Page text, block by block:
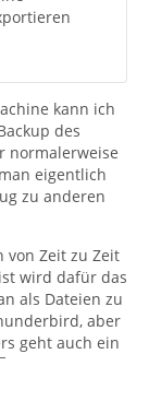
kann ich
des
normalerweise
eigentlich
zu anderen
von Zeit zu Zeit
wird dafür das
als Dateien zu
aber
geht auch ein